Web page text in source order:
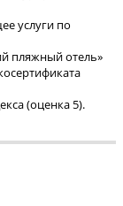
услуги по
пляжный отель»
(оценка 5).